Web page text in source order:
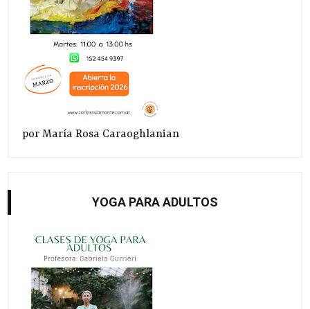
por María Rosa Caraoghlanian
YOGA PARA ADULTOS